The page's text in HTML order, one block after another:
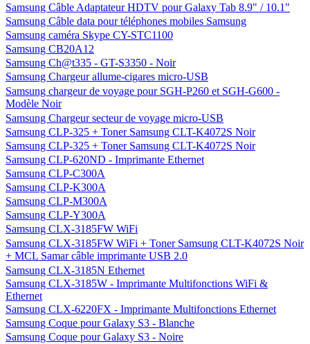
Samsung Câble Adaptateur HDTV pour Galaxy Tab 8.9" / 10.1"
Samsung Câble data pour téléphones mobiles Samsung
Samsung caméra Skype CY-STC1100
Samsung CB20A12
Samsung Ch@t335 - GT-S3350 - Noir
Samsung Chargeur allume-cigares micro-USB
Samsung chargeur de voyage pour SGH-P260 et SGH-G600 -
Modèle Noir
Samsung Chargeur secteur de voyage micro-USB
Samsung CLP-325 + Toner Samsung CLT-K4072S Noir
Samsung CLP-325 + Toner Samsung CLT-K4072S Noir
Samsung CLP-620ND - Imprimante Ethernet
Samsung CLP-C300A
Samsung CLP-K300A
Samsung CLP-M300A
Samsung CLP-Y300A
Samsung CLX-3185FW WiFi
Samsung CLX-3185FW WiFi + Toner Samsung CLT-K4072S Noir
+ MCL Samar câble imprimante USB 2.0
Samsung CLX-3185N Ethernet
Samsung CLX-3185W - Imprimante Multifonctions WiFi &
Ethernet
Samsung CLX-6220FX - Imprimante Multifonctions Ethernet
Samsung Coque pour Galaxy S3 - Blanche
Samsung Coque pour Galaxy S3 - Noire